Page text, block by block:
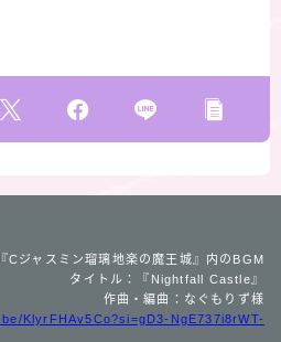
『Cジャスミン瑠璃地楽の魔王城』内のBGM
タイトル：『Nightfall Castle』
作曲・編曲：なぐもりず様
KlyrFHAv5Co?si=gD3-NgE737i8rWT-